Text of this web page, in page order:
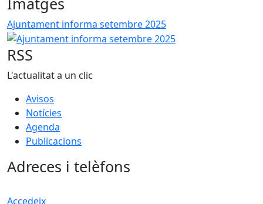
Ajuntament informa setembre 2025
RSS
L'actualitat a un clic
Avisos
Notícies
Agenda
Publicacions
Adreces i telèfons
Accedeix